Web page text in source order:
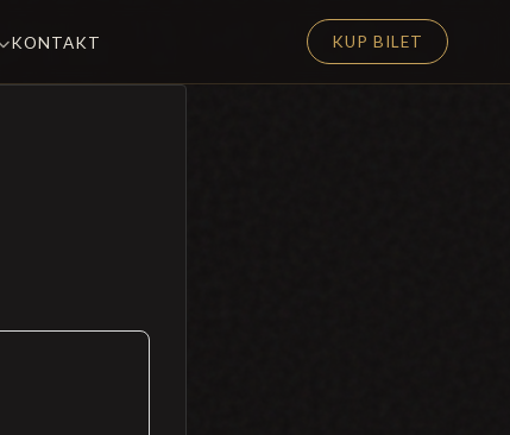
KONTAKT KUP BILET